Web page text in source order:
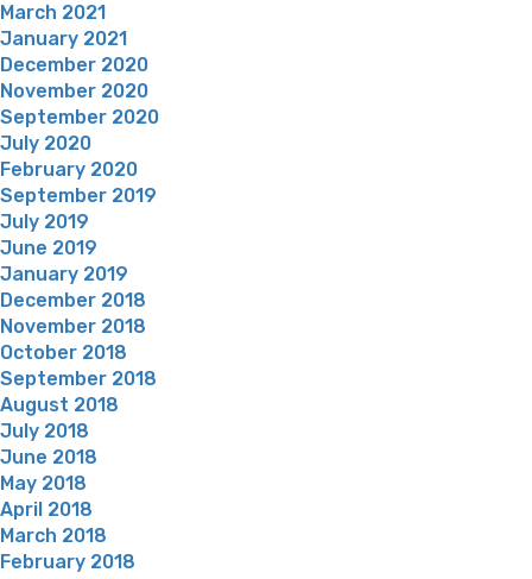
March 2021
January 2021
December 2020
November 2020
September 2020
July 2020
February 2020
September 2019
July 2019
June 2019
January 2019
December 2018
November 2018
October 2018
September 2018
August 2018
July 2018
June 2018
May 2018
April 2018
March 2018
February 2018